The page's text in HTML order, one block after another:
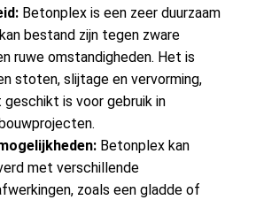
Betonplex is een zeer duurzaam
bestand zijn tegen zware
ruwe omstandigheden. Het is
stoten, slijtage en vervorming,
geschikt is voor gebruik in
Betonplex kan
met verschillende
zoals een gladde of